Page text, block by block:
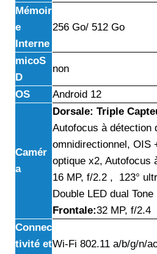
Mémoir
e
Interne
256 Go/ 512 Go
micoS
D
non
OS Android 12
Camér
a
Dorsale: Triple
Autofocus à détection
omnidirectionnel, OIS
optique x2, Autofocus
16 MP, f/2.2 , 123°
Double LED dual Tone
Frontale:32 MP, f/2.4
Connec
tivité etWi-Fi 802.11 a/b/g/n/